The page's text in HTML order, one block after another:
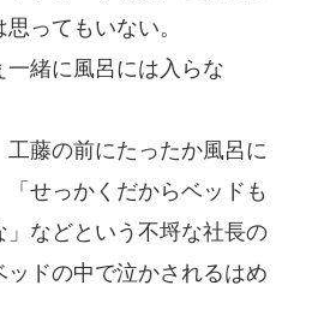
ってもいない。
一緒に風呂には入らな
藤の前にたったか風呂に
「せっかくだからベッドも
」などという不埒な社長の
ッドの中で泣かされるはめ